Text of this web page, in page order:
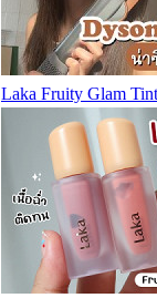
Laka Fruity Glam